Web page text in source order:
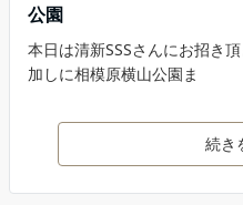
公園
本日は清新SSSさんにお招き
加しに相模原横山公園ま
続き